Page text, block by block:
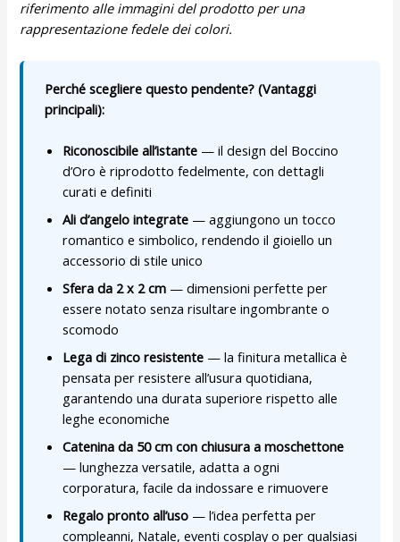
riferimento alle immagini del prodotto per una
rappresentazione fedele dei colori.
Perché scegliere questo pendente? (Vantaggi
principali):
Riconoscibile all’istante — il design del Boccino
d’Oro è riprodotto fedelmente, con dettagli
curati e definiti
Ali d’angelo integrate — aggiungono un tocco
romantico e simbolico, rendendo il gioiello un
accessorio di stile unico
Sfera da 2 x 2 cm — dimensioni perfette per
essere notato senza risultare ingombrante o
scomodo
Lega di zinco resistente — la finitura metallica è
pensata per resistere all’usura quotidiana,
garantendo una durata superiore rispetto alle
leghe economiche
Catenina da 50 cm con chiusura a moschettone
— lunghezza versatile, adatta a ogni
corporatura, facile da indossare e rimuovere
Regalo pronto all’uso — l’idea perfetta per
compleanni, Natale, eventi cosplay o per qualsiasi